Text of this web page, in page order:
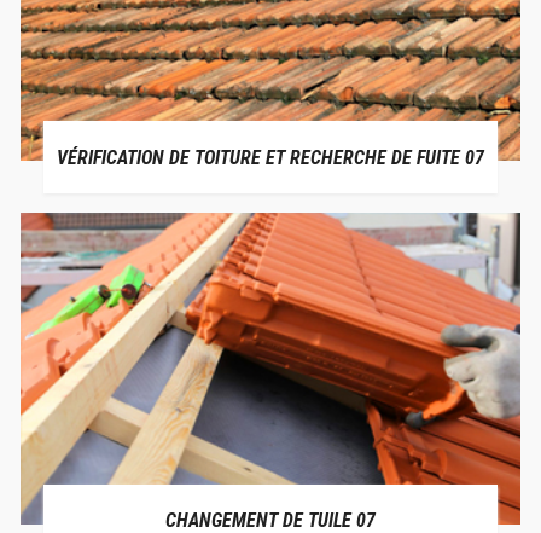
VÉRIFICATION DE TOITURE ET RECHERCHE DE FUITE 07
CHANGEMENT DE TUILE 07